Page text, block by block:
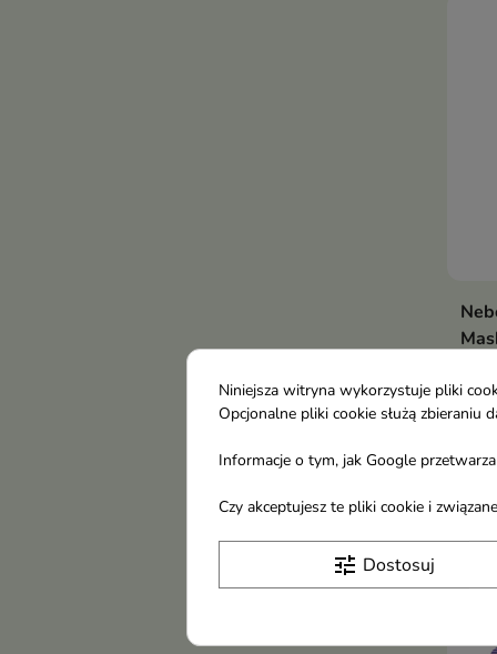
-
Niniejsza witryna wykorzystuje pliki
Opcjonalne pliki cookie służą
Informacje o tym, jak Google
Czy akceptujesz te pliki cookie i
tune Dostosuj